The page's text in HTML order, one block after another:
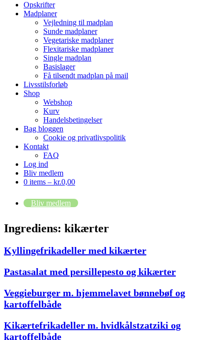
Opskrifter
Madplaner
Vejledning til madplan
Sunde madplaner
Vegetariske madplaner
Flexitariske madplaner
Single madplan
Basislager
Få tilsendt madplan på mail
Livsstilsforløb
Shop
Webshop
Kurv
Handelsbetingelser
Bag bloggen
Cookie og privatlivspolitik
Kontakt
FAQ
Log ind
Bliv medlem
0 items – kr.0,00
Bliv medlem
Ingrediens: kikærter
Kyllingefrikadeller med kikærter
Pastasalat med persillepesto og kikærter
Veggieburger m. hjemmelavet bønnebøf og
kartoffelbåde
Kikærtefrikadeller m. hvidkålstzatziki og
kartoffelbåde